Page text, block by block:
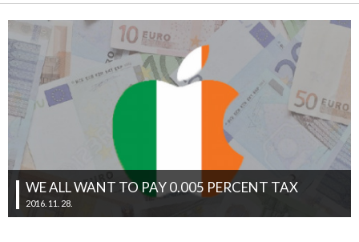
WE ALL WANT TO PAY 0.005 PERCENT TAX
2016. 11. 28.